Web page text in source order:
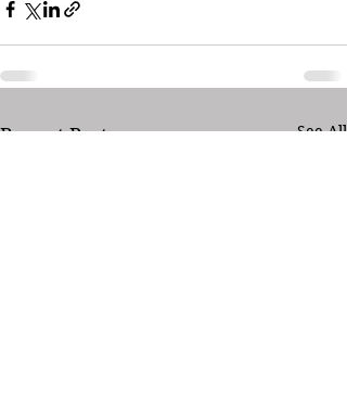
Recent Posts See All